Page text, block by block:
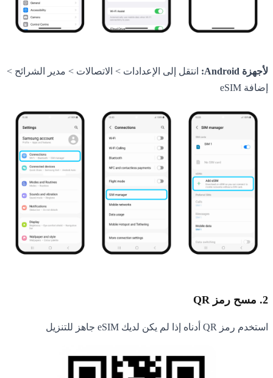
لأجهزة Android:
انتقل إلى الإعدادات > الاتصالات > مدير الشرائح >
إضافة eSIM
2. مسح رمز QR
استخدم رمز QR أدناه إذا لم يكن لديك eSIM جاهز للتنزيل